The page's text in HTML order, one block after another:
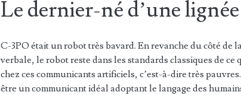
Le dernier-né d’une
C-3PO était un robot très bavard. En revanche du côté de
verbale, le robot reste dans les standards classiques de
chez ces communicants artificiels, c’est-à-dire très
être un communicant idéal adoptant le langage des